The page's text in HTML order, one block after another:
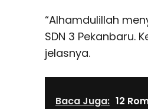
“Alhamdulillah
SDN 3 Pekanbaru.
jelasnya.
Baca Juga: 12